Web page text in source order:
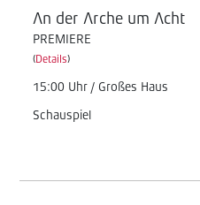
An der Arche um Acht
PREMIERE
(Details)
15:00 Uhr / Großes Haus
Schauspiel